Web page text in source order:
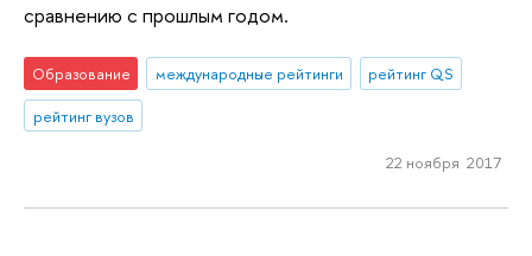
сравнению с прошлым годом.
Образование международные рейтинги
рейтинг QS
рейтинг вузов
22 ноября 2017